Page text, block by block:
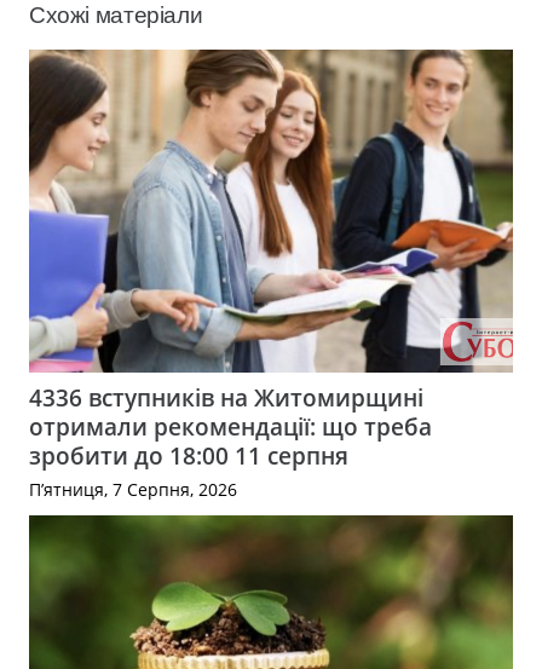
Схожі матеріали
4336 вступників на Житомирщині
отримали рекомендації: що треба
зробити до 18:00 11 серпня
П’ятниця, 7 Серпня, 2026